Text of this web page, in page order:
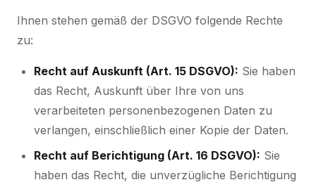
Ihnen stehen gemäß der DSGVO folgende Rechte
zu:
Recht auf Auskunft (Art. 15 DSGVO): Sie haben
das Recht, Auskunft über Ihre von uns
verarbeiteten personenbezogenen Daten zu
verlangen, einschließlich einer Kopie der Daten.
Recht auf Berichtigung (Art. 16 DSGVO): Sie
haben das Recht, die unverzügliche Berichtigung